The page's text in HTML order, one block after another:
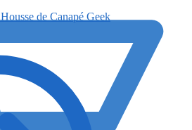
Housse de Canapé Geek